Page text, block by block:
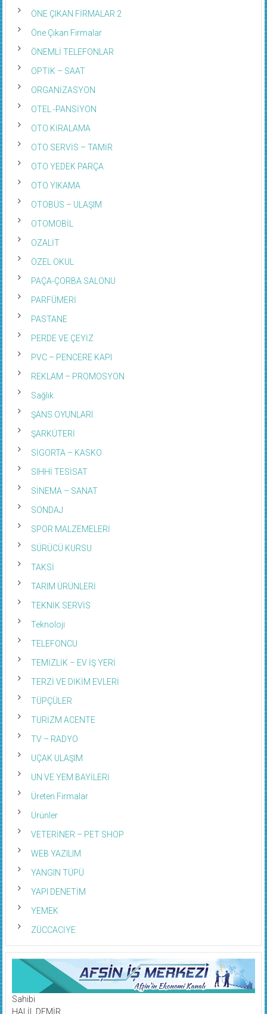
ÖNE ÇIKAN FİRMALAR 2
Öne Çıkan Firmalar
ÖNEMLİ TELEFONLAR
OPTİK – SAAT
ORGANİZASYON
OTEL -PANSİYON
OTO KİRALAMA
OTO SERVİS – TAMİR
OTO YEDEK PARÇA
OTO YIKAMA
OTOBÜS – ULAŞIM
OTOMOBİL
OZALİT
ÖZEL OKUL
PAÇA-ÇORBA SALONU
PARFÜMERİ
PASTANE
PERDE VE ÇEYİZ
PVC – PENCERE KAPI
REKLAM – PROMOSYON
Sağlık
ŞANS OYUNLARI
ŞARKÜTERİ
SİGORTA – KASKO
SIHHİ TESİSAT
SİNEMA – SANAT
SONDAJ
SPOR MALZEMELERİ
SÜRÜCÜ KURSU
TAKSİ
TARIM ÜRÜNLERİ
TEKNİK SERVİS
Teknoloji
TELEFONCU
TEMİZLİK – EV İŞ YERİ
TERZİ VE DİKİM EVLERİ
TÜPÇÜLER
TURİZM ACENTE
TV – RADYO
UÇAK ULAŞIM
UN VE YEM BAYİLERİ
Üreten Firmalar
Ürünler
VETERİNER – PET SHOP
WEB YAZILIM
YANGIN TÜPÜ
YAPI DENETİM
YEMEK
ZÜCCACİYE
Sahibi
HALİL DEMİR